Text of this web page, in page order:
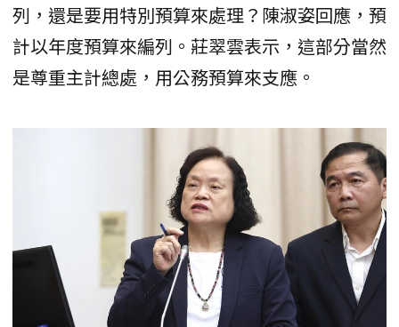
列，還是要用特別預算來處理？陳淑姿回應，預
計以年度預算來編列。莊翠雲表示，這部分當然
是尊重主計總處，用公務預算來支應。